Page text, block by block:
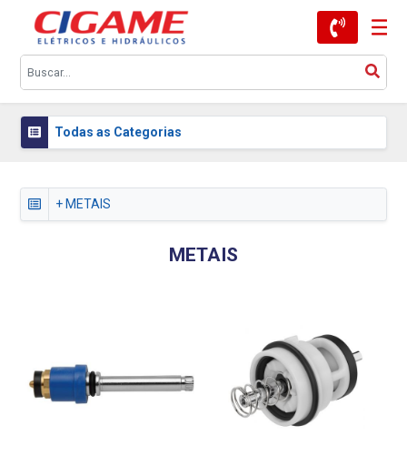
Todas as Categorias
+ METAIS
METAIS